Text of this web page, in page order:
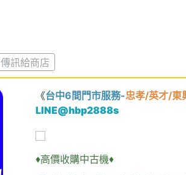
傳訊給商店
《台中6間門市服務-忠孝/英才/東
LINE@hbp2888s
♦高價收購中古機♦